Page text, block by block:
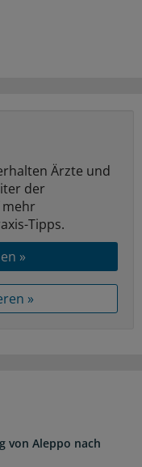
Ärzte und
der
mehr
Tipps.
»
»
von Aleppo nach